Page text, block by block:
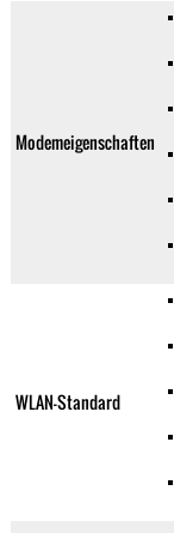
Modemeigenschaften
WLAN-Standard